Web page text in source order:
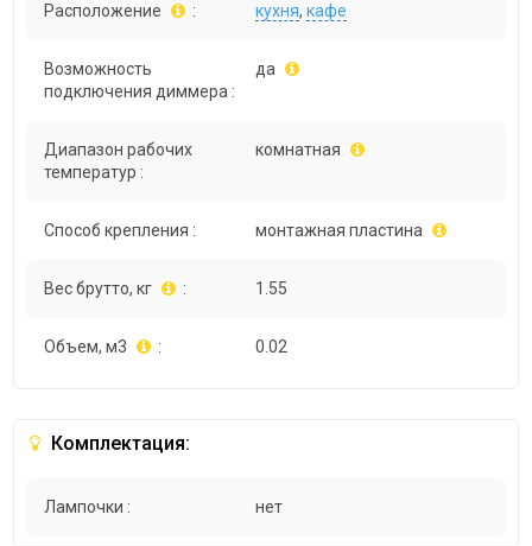
Расположение : кухня,кафе
Возможность
подключения диммера :
да
Диапазон рабочих
температур :
комнатная
Способ крепления : монтажная пластина
Вес брутто, кг : 1.55
Объем, м3 : 0.02
Комплектация:
Лампочки : нет